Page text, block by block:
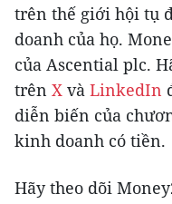
trên thế giới hội tụ
doanh của họ.
của Ascential plc.
trên X và LinkedIn
diễn biến của
kinh doanh có tiền.
Hãy theo dõi